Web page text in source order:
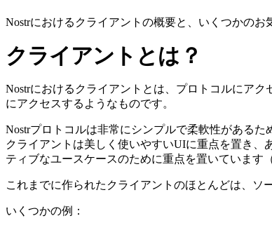
Nostrにおけるクライアントの概要と、いくつかのお
クライアントとは？
Nostrにおけるクライアントとは、プロトコルにア
にアクセスするようなものです。
Nostrプロトコルは非常にシンプルで柔軟性がある
クライアントは美しく使いやすいUIに重点を置き
ティブなユースケースのために重点を置いています
これまでに作られたクライアントのほとんどは、ソ
いくつかの例：